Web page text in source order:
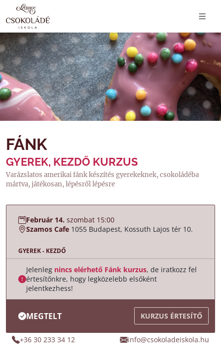
FÁNK
GYEREK, KEZDŐ KURZUS
Varázslatos amerikai fánk készítés gyerekeknek, csokoládéba
mártva, játékosan, lépésről lépésre
Február 14. szombat 15:00
Szamos Cafe 1055 Budapest, Kossuth Lajos tér 10.
GYEREK - KEZDŐ
Jelenleg nincs elérhető Fánk kurzus, de iratkozz fel
értesítőnkre, hogy legközelebb elsőként
jelentkezhess!
MEGTELT KURZUS ÉRTESÍTŐ
+36 30 233 34 12 info@csokoladeiskola.hu